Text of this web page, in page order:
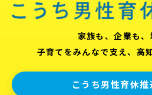
家族も、企業も、
子育てをみんなで支え、高
こうち男性育休